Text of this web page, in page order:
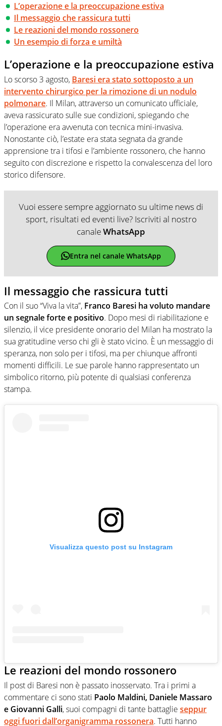
L’operazione e la preoccupazione estiva
Il messaggio che rassicura tutti
Le reazioni del mondo rossonero
Un esempio di forza e umiltà
L’operazione e la preoccupazione estiva
Lo scorso 3 agosto, Baresi era stato sottoposto a un
intervento chirurgico per la rimozione di un nodulo
polmonare. Il Milan, attraverso un comunicato ufficiale,
aveva rassicurato sulle sue condizioni, spiegando che
l’operazione era avvenuta con tecnica mini-invasiva.
Nonostante ciò, l’estate era stata segnata da grande
apprensione tra i tifosi e l’ambiente rossonero, che hanno
seguito con discrezione e rispetto la convalescenza del loro
storico difensore.
Vuoi essere sempre aggiornato su ultime news di
sport, risultati ed eventi live? Iscriviti al nostro
canaleWhatsApp
Entra nel canale WhatsApp
Il messaggio che rassicura tutti
Con il suo “Viva la vita”, Franco Baresi ha voluto mandare
un segnale forte e positivo. Dopo mesi di riabilitazione e
silenzio, il vice presidente onorario del Milan ha mostrato la
sua gratitudine verso chi gli è stato vicino. È un messaggio di
speranza, non solo per i tifosi, ma per chiunque affronti
momenti difficili. Le sue parole hanno rappresentato un
simbolico ritorno, più potente di qualsiasi conferenza
stampa.
Visualizza questo post su Instagram
Le reazioni del mondo rossonero
Il post di Baresi non è passato inosservato. Tra i primi a
commentare ci sono stati Paolo Maldini, Daniele Massaro
e Giovanni Galli, suoi compagni di tante battaglie seppur
oggi fuori dall’organigramma rossonera. Tutti hanno